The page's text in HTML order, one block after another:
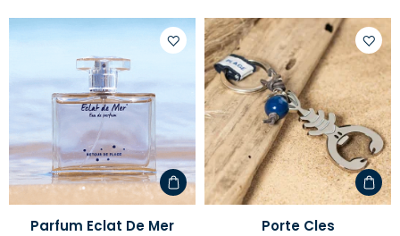
Ajouter
d'envies
Parfum Eclat De Mer
à
votre
liste
Porte Cles